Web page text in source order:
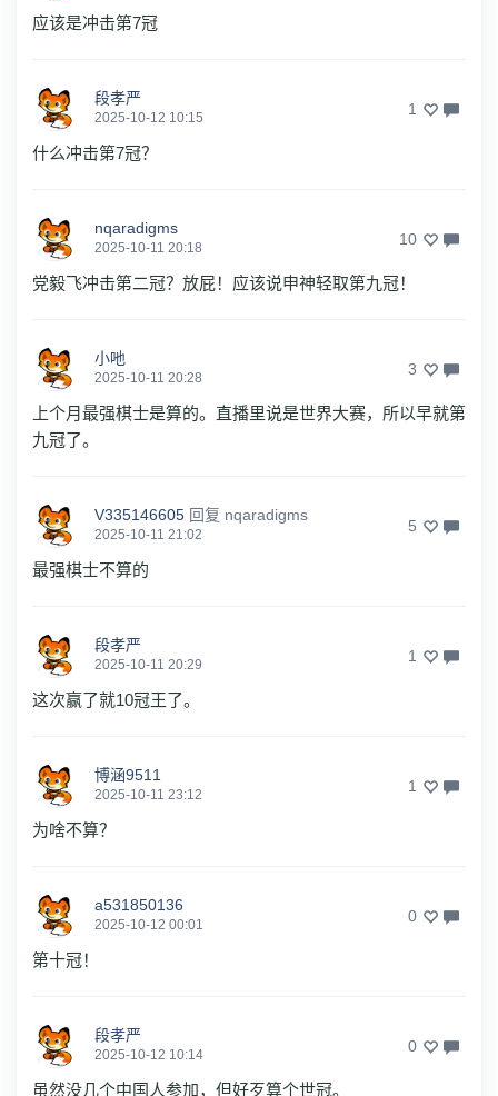
应该是冲击第7冠
段孝严
2025-10-12 10:15 1
什么冲击第7冠？
nqaradigms
2025-10-11 20:18 10
党毅飞冲击第二冠？放屁！应该说申神轻取第九冠！
小吔
2025-10-11 20:28 3
上个月最强棋士是算的。直播里说是世界大赛，所以早就第
九冠了。
V335146605 回复 nqaradigms
2025-10-11 21:02 5
最强棋士不算的
段孝严
2025-10-11 20:29 1
这次赢了就10冠王了。
博涵9511
2025-10-11 23:12 1
为啥不算？
a531850136
2025-10-12 00:01 0
第十冠！
段孝严
2025-10-12 10:14 0
虽然没几个中国人参加，但好歹算个世冠。